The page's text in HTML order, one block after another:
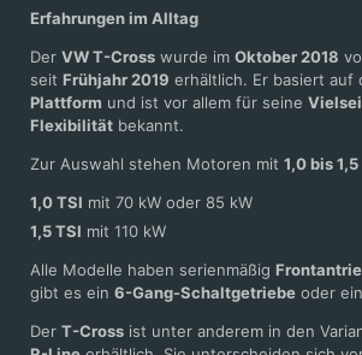
Erfahrungen im Alltag
Der VW T-Cross wurde im Oktober 2018
seit Frühjahr 2019 erhältlich. Er basiert auf
Plattform und ist vor allem für seine
Flexibilität bekannt.
Zur Auswahl stehen Motoren mit 1,0 bis
1,0 TSI mit 70 kW oder 85 kW
1,5 TSI mit 110 kW
Alle Modelle haben serienmäßig
gibt es ein 6-Gang-Schaltgetriebe oder ein
Der T-Cross ist unter anderem in den